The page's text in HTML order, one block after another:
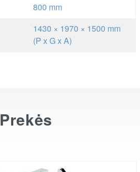
800 mm
1430 × 1970 × 1500 mm
(P x G x A)
Prekės